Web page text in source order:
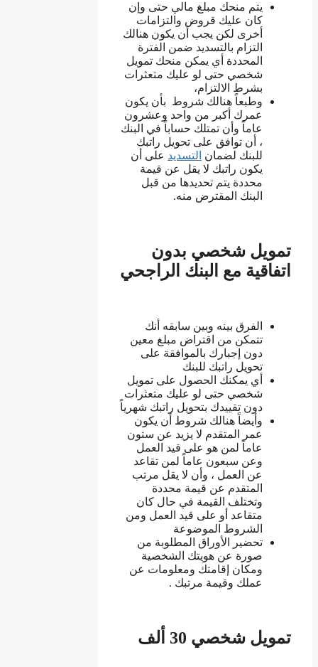
يتم منحك مبلغ مالي حتى وإن
كان عليك قروض والتزامات
أخرى لكن يجب أن يكون هنالك
التزام بالتسديد ضمن الفترة
المحددة أي يمكن منحك تمويل
شخصي حتى لو عليك متعثرات
بشرط الالتزام،
وطبعاً هنالك شروط بأن يكون
عمرك أكبر من واحد وعشرون
عاماً وأن تمتلك حساباً في البنك
، أن توافق على تحويل راتبك
للبنك لضمان التسديد على أن
يكون راتبك لا يقل عن قيمة
محددة يتم تحديدها من قبل
البنك المقترض منه.
تمويل شخصي بدون
اتفاقية مع البنك الراجحي
الفرق بينه وبين سابقه أنك
تتمكن من اقتراض مبلغ معين
دون إجبارك بالموافقة على
تحويل راتبك للبنك
أي يمكنك الحصول على تمويل
شخصي حتى لو عليك متعثرات
دون تقييدك بتحويل راتبك شهرياً
وأيضاً هنالك شروط أن يكون
عمر المتقدم لا يزيد عن ستون
عاماً لمن هو على قيد العمل
وعن سبعون عاماً لمن تقاعد
عن العمل ، وأن لا يقل مرتب
المتقدم عن قيمة محددة
وتختلف القيمة في حال كان
متقاعد أو على قيد العمل ومن
الشروط الموضوعة
تحضير الأوراق المطلوبة من
صورة عن هويتك الشخصية
ومكان إقامتك ومعلومات عن
عملك وقيمة مرتبك .
تمويل شخصي 30 ألف